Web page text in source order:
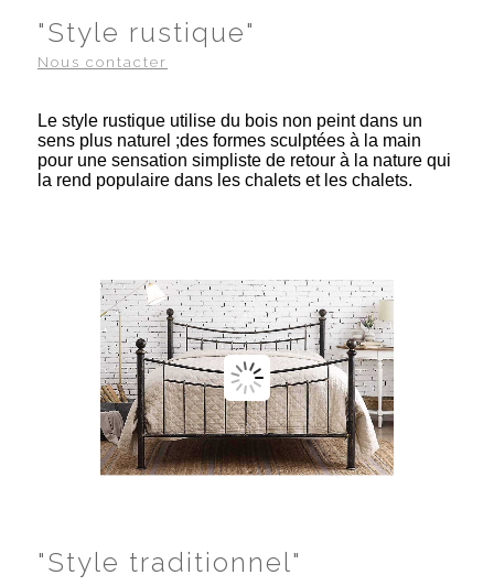
"Style rustique"
Nous contacter
Le style rustique utilise du bois non peint dans un
sens plus naturel ;des formes sculptées à la main
pour une sensation simpliste de retour à la nature qui
la rend populaire dans les chalets et les chalets.
"Style traditionnel"